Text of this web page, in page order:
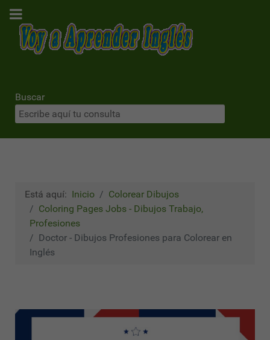
Buscar
Está aquí: Inicio
Colorear Dibujos
Coloring Pages Jobs - Dibujos Trabajo,
Profesiones
Doctor - Dibujos Profesiones para Colorear en
Inglés